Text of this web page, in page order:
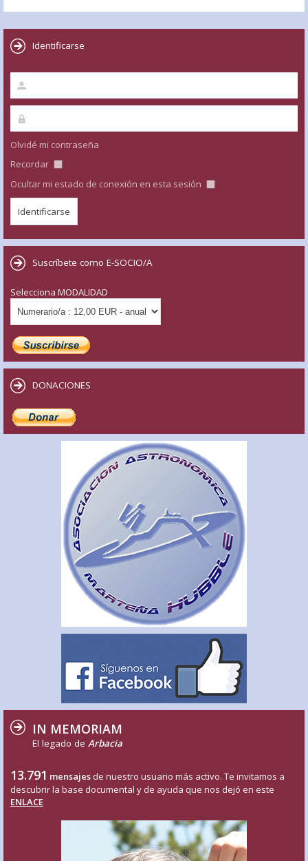
Identificarse
Olvidé mi contraseña
Recordar
Ocultar mi estado de conexión en esta sesión
Suscríbete como E-SOCIO/A
Selecciona MODALIDAD
DONACIONES
IN MEMORIAM
El legado de Arbacia
13.791 mensajes de nuestro usuario más activo. Te invitamos a
descubrir la base documental y de ayuda que nos dejó en este
ENLACE